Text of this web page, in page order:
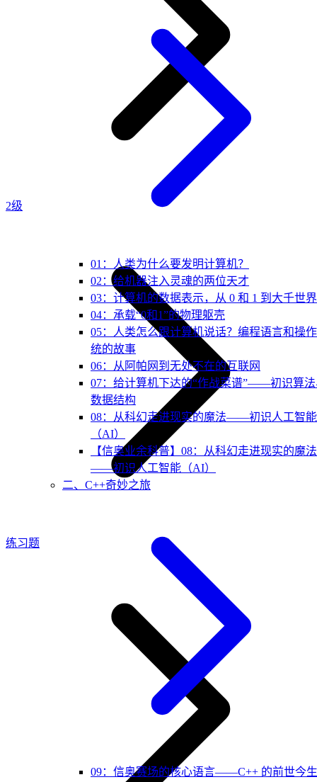
01：人类为什么要发明计算机？
02：给机器注入灵魂的两位天才
03：计算机的数据表示，从 0 和 1 到大千世界
04：承载“0和1”的物理躯壳
05：人类怎么跟计算机说话？编程语言和操
统的故事
06：从阿帕网到无处不在的互联网
07：给计算机下达的“作战菜谱”——初识算
数据结构
08：从科幻走进现实的魔法——初识人工智能
（AI）
【信奥业余科普】08：从科幻走进现实的魔法
——初识人工智能（AI）
二、C++奇妙之旅
09：信奥赛场的核心语言——C++ 的前世今生
2级
练习题